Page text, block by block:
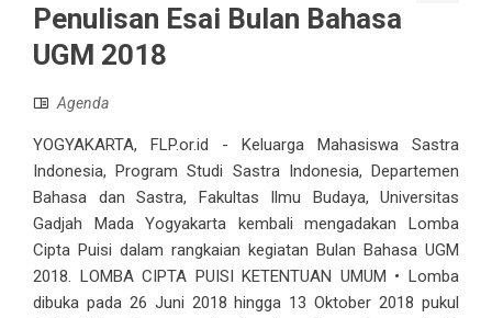
Penulisan Esai Bulan Bahasa
UGM 2018
Agenda
YOGYAKARTA, FLP.or.id - Keluarga Mahasiswa Sastra
Indonesia, Program Studi Sastra Indonesia, Departemen
Bahasa dan Sastra, Fakultas Ilmu Budaya, Universitas
Gadjah Mada Yogyakarta kembali mengadakan Lomba
Cipta Puisi dalam rangkaian kegiatan Bulan Bahasa UGM
2018. LOMBA CIPTA PUISI KETENTUAN UMUM • Lomba
dibuka pada 26 Juni 2018 hingga 13 Oktober 2018 pukul